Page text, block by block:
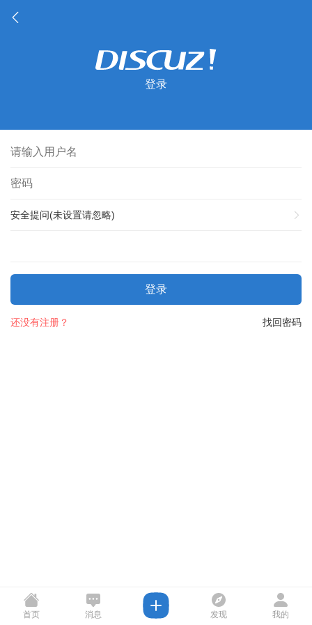
登录
安全提问(未设置请忽略)
登录
找回密码
还没有注册？
首页 消息 发现 我的